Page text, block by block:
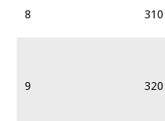
8 310
9 320